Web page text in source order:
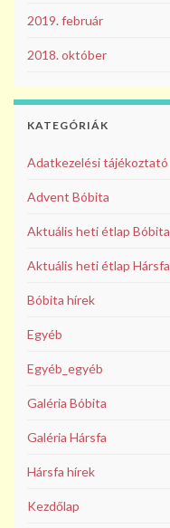
2019. február
2018. október
KATEGÓRIÁK
Adatkezelési tájékoztató
Advent Bóbita
Aktuális heti étlap Bóbita
Aktuális heti étlap Hársfa
Bóbita hírek
Egyéb
Egyéb_egyéb
Galéria Bóbita
Galéria Hársfa
Hársfa hírek
Kezdőlap